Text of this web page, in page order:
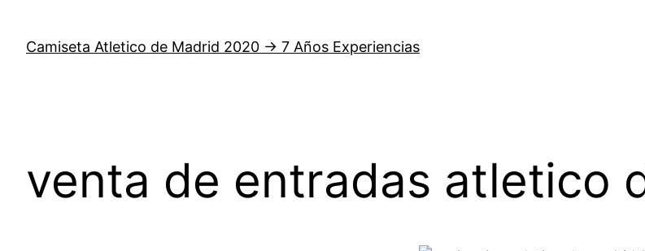
contenido
Camiseta Atletico de Madrid 2020 → 7 Años Experiencias
venta de entradas atletico